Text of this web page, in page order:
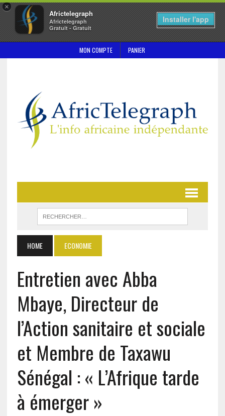
×
Africtelegraph
Africtelegraph
Gratuit - Gratuit
Installer l'app
MON COMPTE PANIER
HOME ECONOMIE
Entretien avec Abba
Mbaye, Directeur de
l’Action sanitaire et sociale
et Membre de Taxawu
Sénégal : « L’Afrique tarde
à émerger »